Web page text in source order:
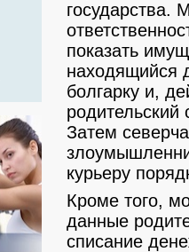
государства.
показать
находящийся
болгарку и,
Затем
курьеру
​Кроме того,
данные
списание